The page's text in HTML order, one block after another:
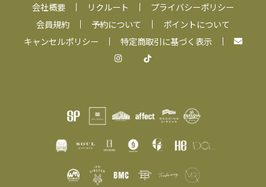
会社概要 リクルート
プライバシーポリシー
会員規約
予約について
ポイントについて
キャンセルポリシー
特定商取引に基づく表示